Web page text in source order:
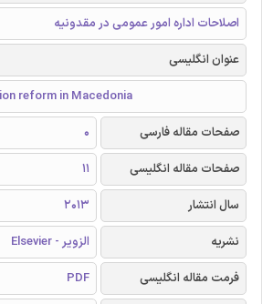
اصلاحات اداره امور عمومی در مقدونیه
عنوان انگلیسی
reform in Macedonia
صفحات مقاله فارسی
0
صفحات مقاله انگلیسی
11
سال انتشار
2013
نشریه
الزویر - Elsevier
فرمت مقاله انگلیسی
PDF